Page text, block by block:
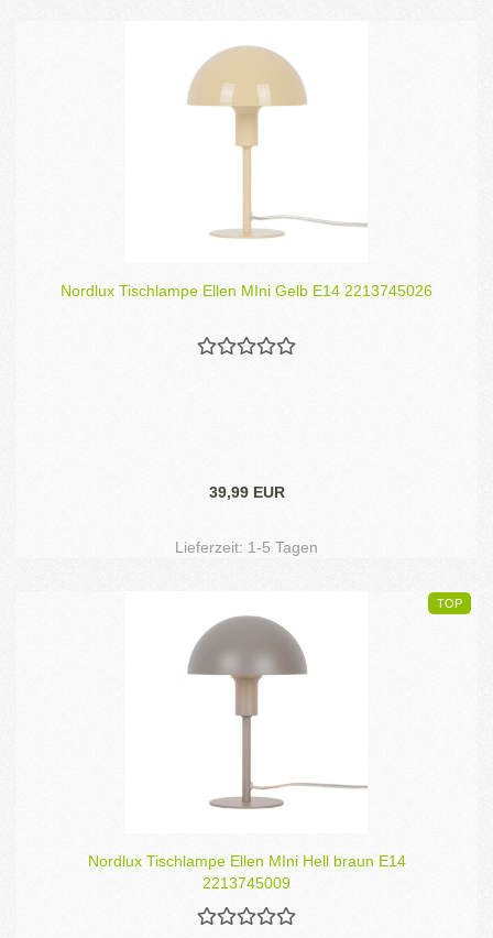
Nordlux Tischlampe Ellen MIni Gelb E14 2213745026
39,99 EUR
Lieferzeit: 1-5 Tagen
TOP
Nordlux Tischlampe Ellen MIni Hell braun E14
2213745009